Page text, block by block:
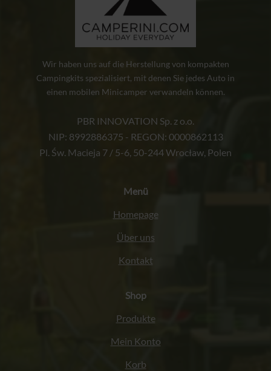
Wir haben uns auf die Herstellung von kompakten
Campingkits spezialisiert, mit denen Sie jedes Auto in
einen mobilen Minicamper verwandeln können.
PBR INNOVATION Sp. z o.o.
NIP: 8992886375 - REGON: 0000862113
Pl. Św. Macieja 7 / 5-6, 50-244 Wrocław, Polen
Menü
Homepage
Über uns
Kontakt
Shop
Produkte
Mein Konto
Korb